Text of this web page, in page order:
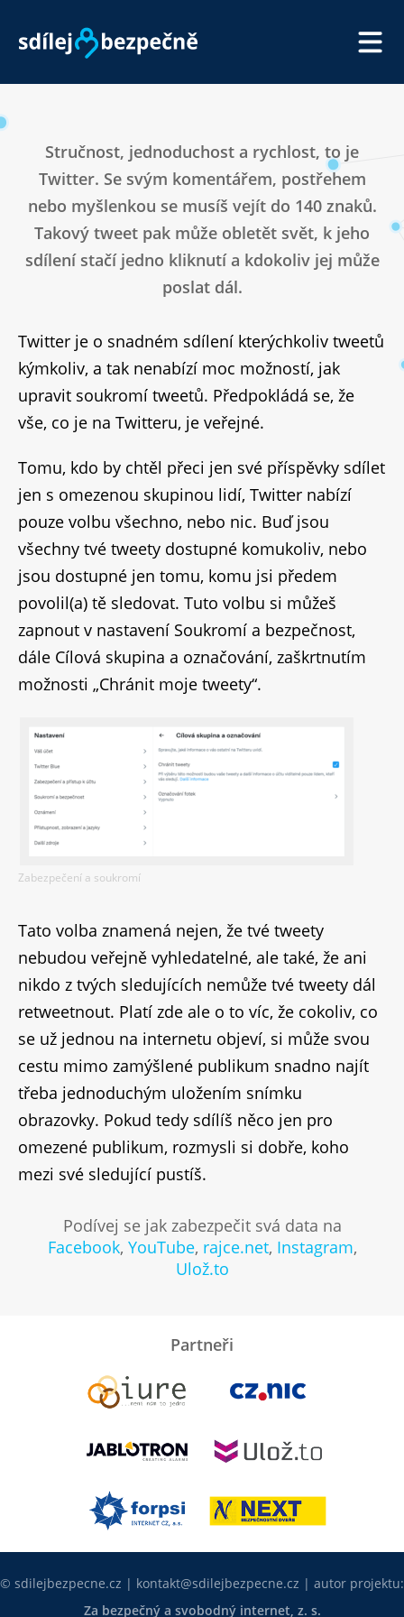
JAK NA TO
O NATÁČENÍ
PARTNEŘI
PRO NOVINÁŘE
Stručnost, jednoduchost a rychlost, to je
Twitter. Se svým komentářem, postřehem
nebo myšlenkou se musíš vejít do 140 znaků.
Takový tweet pak může obletět svět, k jeho
sdílení stačí jedno kliknutí a kdokoliv jej může
poslat dál.
Twitter je o snadném sdílení kterýchkoliv tweetů
kýmkoliv, a tak nenabízí moc možností, jak
upravit soukromí tweetů. Předpokládá se, že
vše, co je na Twitteru, je veřejné.
Tomu, kdo by chtěl přeci jen své příspěvky sdílet
jen s omezenou skupinou lidí, Twitter nabízí
pouze volbu všechno, nebo nic. Buď jsou
všechny tvé tweety dostupné komukoliv, nebo
jsou dostupné jen tomu, komu jsi předem
povolil(a) tě sledovat. Tuto volbu si můžeš
zapnout v nastavení Soukromí a bezpečnost,
dále Cílová skupina a označování, zaškrtnutím
možnosti „Chránit moje tweety“.
Zabezpečení a soukromí
Tato volba znamená nejen, že tvé tweety
nebudou veřejně vyhledatelné, ale také, že ani
nikdo z tvých sledujících nemůže tvé tweety dál
retweetnout. Platí zde ale o to víc, že cokoliv, co
se už jednou na internetu objeví, si může svou
cestu mimo zamýšlené publikum snadno najít
třeba jednoduchým uložením snímku
obrazovky. Pokud tedy sdílíš něco jen pro
omezené publikum, rozmysli si dobře, koho
mezi své sledující pustíš.
Podívej se jak zabezpečit svá data na
Facebook, YouTube, rajce.net, Instagram,
Ulož.to
Partneři
© sdilejbezpecne.cz | kontakt@sdilejbezpecne.cz | autor projektu:
Za bezpečný a svobodný internet, z. s.